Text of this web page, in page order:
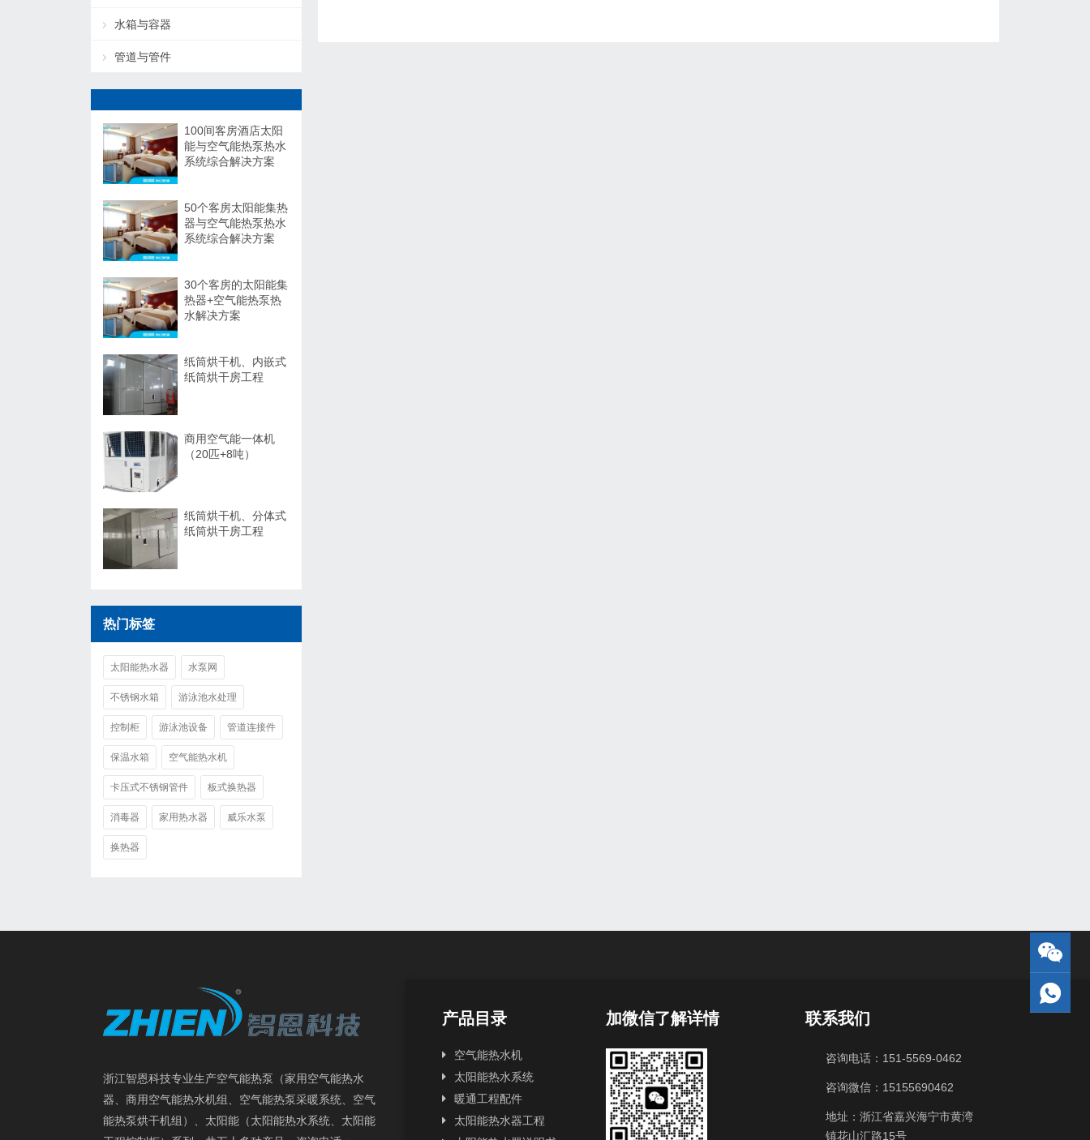
水箱与容器
管道与管件
100间客房酒店太阳
能与空气能热泵热水
系统综合解决方案
50个客房太阳能集热
器与空气能热泵热水
系统综合解决方案
30个客房的太阳能集
热器+空气能热泵热
水解决方案
纸筒烘干机、内嵌式
纸筒烘干房工程
商用空气能一体机
（20匹+8吨）
纸筒烘干机、分体式
纸筒烘干房工程
热门标签
太阳能热水器 水泵网
不锈钢水箱 游泳池水处理
控制柜 游泳池设备 管道连接件
保温水箱 空气能热水机
卡压式不锈钢管件 板式换热器
消毒器 家用热水器 威乐水泵
换热器
浙江智恩科技专业生产空气能热泵（家用空气能热水
器、商用空气能热水机组、空气能热泵采暖系统、空气
能热泵烘干机组）、太阳能（太阳能热水系统、太阳能
产品目录
空气能热水机
太阳能热水系统
暖通工程配件
太阳能热水器工程
加微信了解详情 联系我们
咨询电话：151-5569-0462
咨询微信：15155690462
地址：浙江省嘉兴海宁市黄湾
镇花山汇路15号